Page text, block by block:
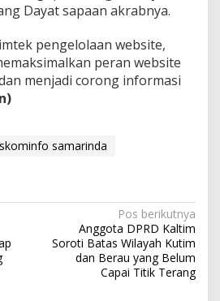
Dayat sapaan akrabnya.
pengelolaan website,
peran website
menjadi corong informasi
samarinda
Pos berikutnya
Anggota DPRD Kaltim
Soroti Batas Wilayah Kutim
dan Berau yang Belum
Capai Titik Terang